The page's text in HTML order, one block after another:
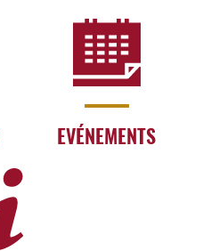
EVÉNEMENTS